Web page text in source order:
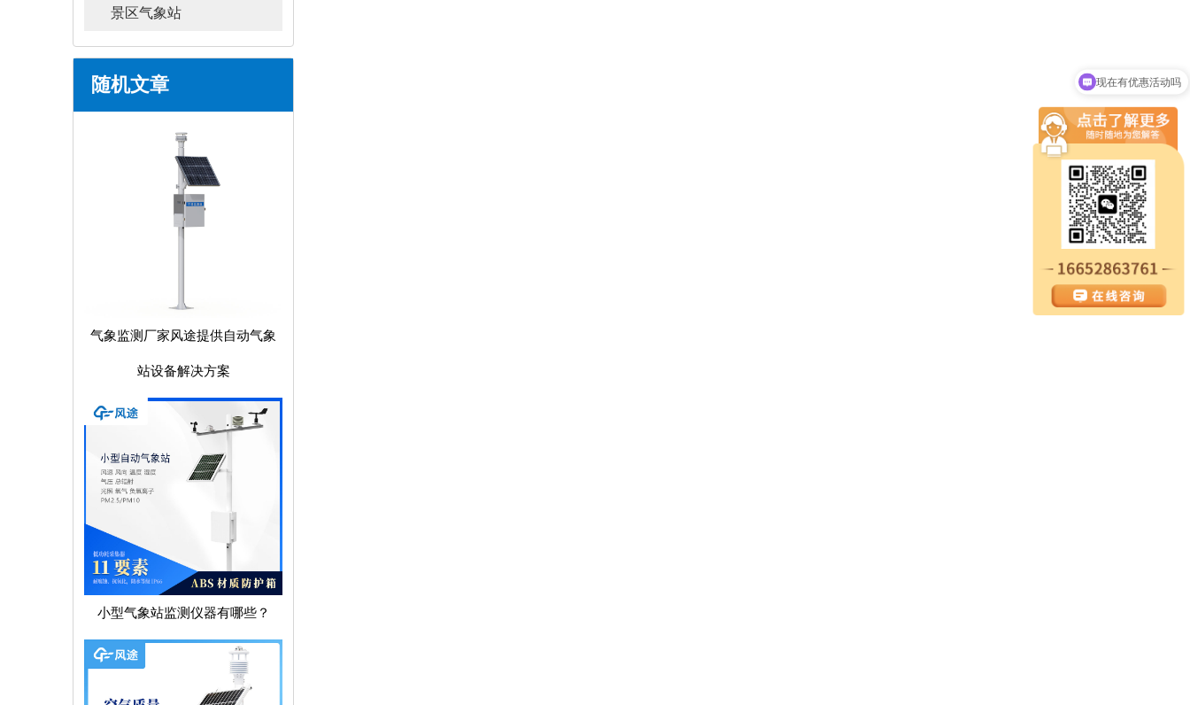
景区气象站
随机文章
气象监测厂家风途提供自动气象
站设备解决方案
小型气象站监测仪器有哪些？
可以介绍下你们的设备么